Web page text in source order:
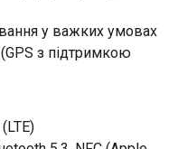
у важких умовах
(GPS з підтримкою